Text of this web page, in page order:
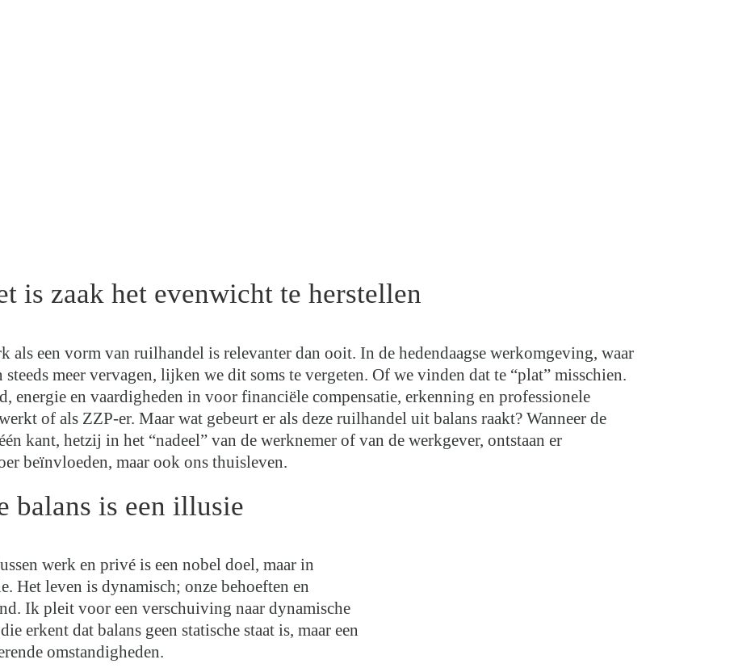
is zaak het evenwicht te herstellen
als een vorm van ruilhandel is relevanter dan ooit. In de hedendaagse werkomgeving, waar
meer vervagen, lijken we dit soms te vergeten. Of we vinden dat te “plat” misschien.
en vaardigheden in voor financiële compensatie, erkenning en professionele
of als ZZP-er. Maar wat gebeurt er als deze ruilhandel uit balans raakt? Wanneer de
kant, hetzij in het “nadeel” van de werknemer of van de werkgever, ontstaan er
beïnvloeden, maar ook ons thuisleven.
balans is een illusie
werk en privé is een nobel doel, maar in
Het leven is dynamisch; onze behoeften en
Ik pleit voor een verschuiving naar dynamische
erkent dat balans geen statische staat is, maar een
omstandigheden.